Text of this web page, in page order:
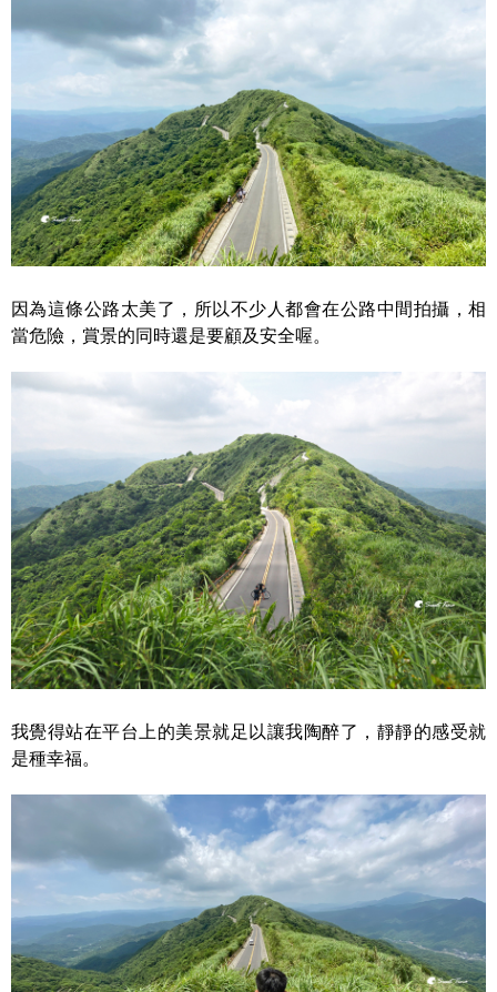
因為這條公路太美了，所以不少人都會在公路中間拍攝，相
當危險，賞景的同時還是要顧及安全喔。
我覺得站在平台上的美景就足以讓我陶醉了，靜靜的感受就
是種幸福。